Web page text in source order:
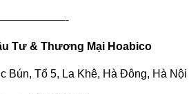
Tư & Thương Mại Hoabico
Bún, Tổ 5, La Khê, Hà Đông, Hà Nội